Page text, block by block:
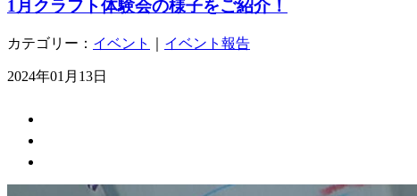
1月クラフト体験会の様子をご紹介！
カテゴリー： イベント イベント報告
2024年01月13日